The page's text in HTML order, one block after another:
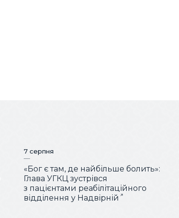
7 серпня
«Бог є там, де найбільше болить»:
Глава УГКЦ зустрівся
з пацієнтами реабілітаційного
відділення у Надвірній